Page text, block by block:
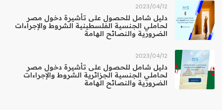
12‏/04‏/2023
دليل شامل للحصول على تأشيرة دخول مصر
لحاملي الجنسية الفلسطينية الشروط والإجراءات
الضرورية والنصائح الهامة
12‏/04‏/2023
دليل شامل للحصول على تأشيرة دخول مصر
لحاملي الجنسية الجزائرية الشروط والإجراءات
الضرورية والنصائح الهامة